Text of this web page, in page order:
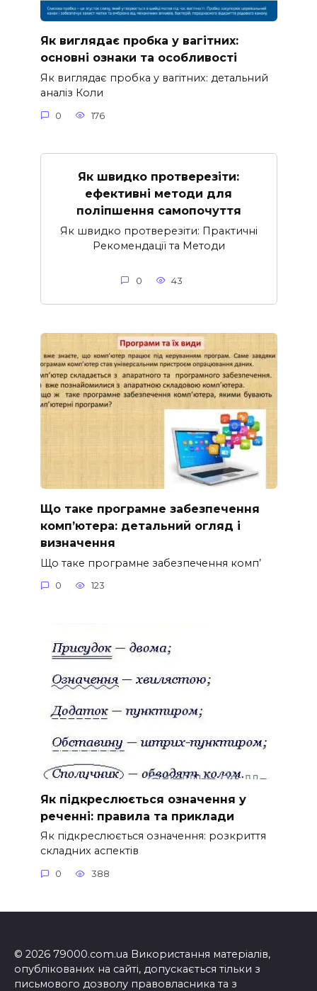
Як виглядає пробка у вагітних:
основні ознаки та особливості
Як виглядає пробка у вагітних: детальний
аналіз Коли
0 176
Як швидко протверезіти:
ефективні методи для
поліпшення самопочуття
Як швидко протверезіти: Практичні
Рекомендації та Методи
0 43
Що таке програмне забезпечення
комп’ютера: детальний огляд і
визначення
Що таке програмне забезпечення комп’
0 123
Як підкреслюється означення у
реченні: правила та приклади
Як підкреслюється означення: розкриття
складних аспектів
0 388
© 2026 79000.com.ua Використання матеріалів,
опублікованих на сайті, допускається тільки з
письмового дозволу правовласника та з